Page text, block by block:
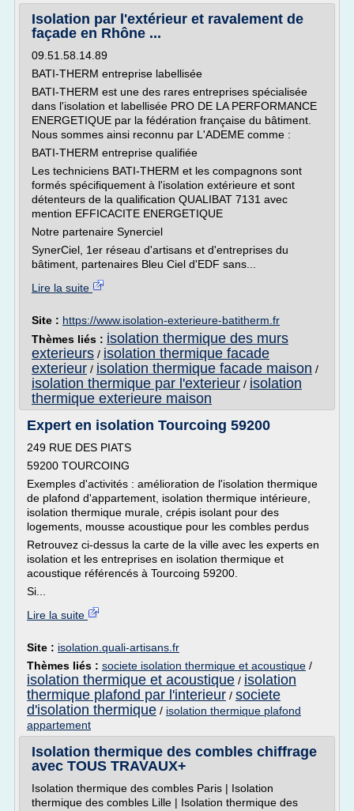
Isolation par l'extérieur et ravalement de
façade en Rhône ...
09.51.58.14.89
BATI-THERM entreprise labellisée
BATI-THERM est une des rares entreprises spécialisée
dans l'isolation et labellisée PRO DE LA PERFORMANCE
ENERGETIQUE par la fédération française du bâtiment.
Nous sommes ainsi reconnu par L'ADEME comme :
BATI-THERM entreprise qualifiée
Les techniciens BATI-THERM et les compagnons sont
formés spécifiquement à l'isolation extérieure et sont
détenteurs de la qualification QUALIBAT 7131 avec
mention EFFICACITE ENERGETIQUE
Notre partenaire Synerciel
SynerCiel, 1er réseau d'artisans et d'entreprises du
bâtiment, partenaires Bleu Ciel d'EDF sans...
Lire la suite
Site : https://www.isolation-exterieure-batitherm.fr
Thèmes liés : isolation thermique des murs
exterieurs / isolation thermique facade
exterieur / isolation thermique facade maison /
isolation thermique par l'exterieur / isolation
thermique exterieure maison
Expert en isolation Tourcoing 59200
249 RUE DES PIATS
59200 TOURCOING
Exemples d'activités : amélioration de l'isolation thermique
de plafond d'appartement, isolation thermique intérieure,
isolation thermique murale, crépis isolant pour des
logements, mousse acoustique pour les combles perdus
Retrouvez ci-dessus la carte de la ville avec les experts en
isolation et les entreprises en isolation thermique et
acoustique référencés à Tourcoing 59200.
Si...
Lire la suite
Site : isolation.quali-artisans.fr
Thèmes liés : societe isolation thermique et acoustique /
isolation thermique et acoustique / isolation
thermique plafond par l'interieur / societe
d'isolation thermique / isolation thermique plafond
appartement
Isolation thermique des combles chiffrage
avec TOUS TRAVAUX+
Isolation thermique des combles Paris | Isolation
thermique des combles Lille | Isolation thermique des